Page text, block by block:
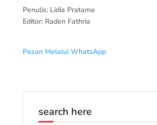
Penulis: Lidia Pratama
Editor: Raden Fathria
Pesan Melalui WhatsApp
search here